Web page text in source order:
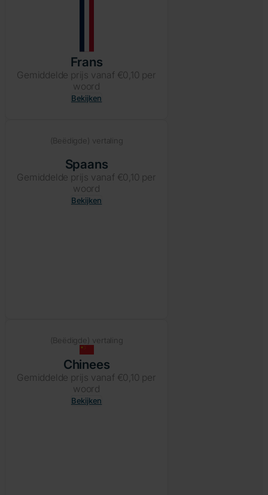
Frans
Gemiddelde prijs vanaf €0,10 per
woord
Bekijken
(Beëdigde) vertaling
Spaans
Gemiddelde prijs vanaf €0,10 per
woord
Bekijken
(Beëdigde) vertaling
Chinees
Gemiddelde prijs vanaf €0,10 per
woord
Bekijken